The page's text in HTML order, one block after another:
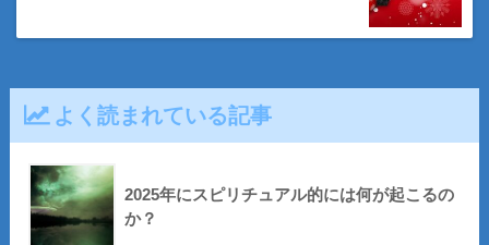
よく読まれている記事
2025年にスピリチュアル的には何が起こるの
か？